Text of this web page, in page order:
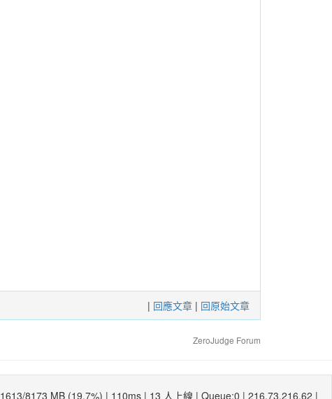
| 回應文章 | 回原始文章
ZeroJudge Forum
1613/8173 MB (19.7%) | 110ms | 13 人上線 | Queue:0 | 216.73.216.62 |